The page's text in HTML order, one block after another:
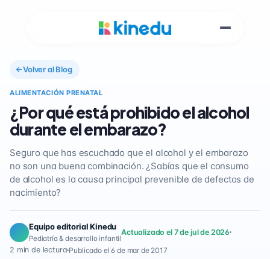
Volver al Blog
ALIMENTACIÓN PRENATAL
¿Por qué está prohibido el alcohol
durante el embarazo?
Seguro que has escuchado que el alcohol y el embarazo
no son una buena combinación. ¿Sabías que el consumo
de alcohol es la causa principal prevenible de defectos de
nacimiento?
Equipo editorial Kinedu
Pediatría & desarrollo infantil
Actualizado el 7 de jul de 2026
2 min de lectura Publicado el 6 de mar de 2017